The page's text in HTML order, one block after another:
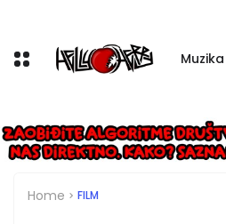
Muzika
Home FILM